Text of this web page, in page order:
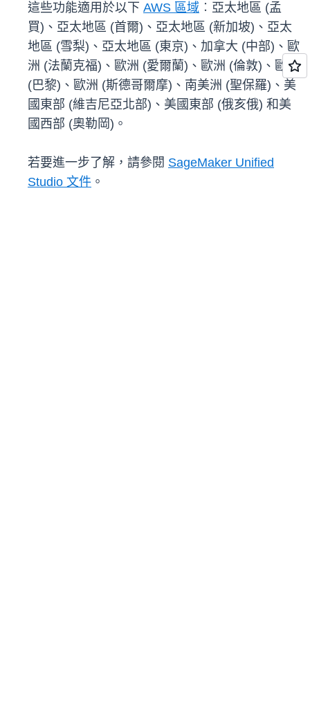
這些功能適用於以下 AWS 區域 ︰亞太地區 (孟
買)、亞太地區 (首爾)、亞太地區 (新加坡)、亞太
地區 (雪梨)、亞太地區 (東京)、加拿大 (中部)、歐
洲 (法蘭克福)、歐洲 (愛爾蘭)、歐洲 (倫敦)、歐洲
(巴黎)、歐洲 (斯德哥爾摩)、南美洲 (聖保羅)、美
國東部 (維吉尼亞北部)、美國東部 (俄亥俄) 和美
國西部 (奧勒岡)。
若要進一步了解，請參閱 SageMaker Unified
Studio 文件 。